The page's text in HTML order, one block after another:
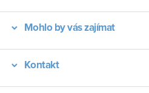
Mohlo by vás zajímat
Kontakt